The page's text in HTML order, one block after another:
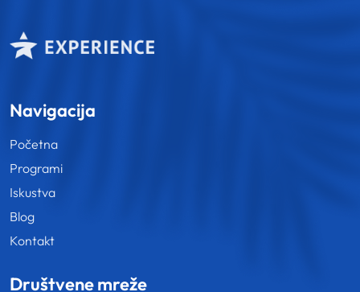
Navigacija
Početna
Programi
Iskustva
Blog
Kontakt
Društvene mreže